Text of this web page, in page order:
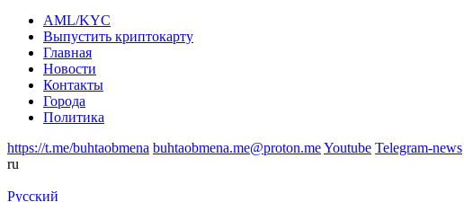
AML/KYC
Выпустить криптокарту
Главная
Новости
Контакты
Города
Политика
https://t.me/buhtaobmena buhtaobmena.me@proton.meYoutube Telegram-news
ru
Русский